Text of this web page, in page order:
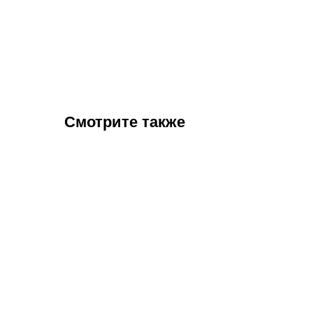
Смотрите также